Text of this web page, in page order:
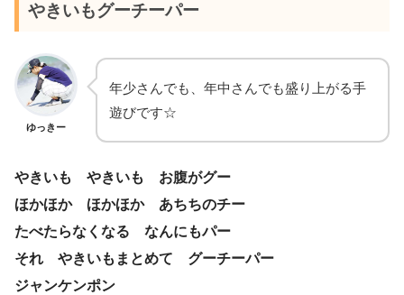
やきいもグーチーパー
ゆっきー
年少さんでも、年中さんでも盛り上がる手
遊びです☆
やきいも やきいも お腹がグー
ほかほか ほかほか あちちのチー
たべたらなくなる なんにもパー
それ やきいもまとめて グーチーパー
ジャンケンポン